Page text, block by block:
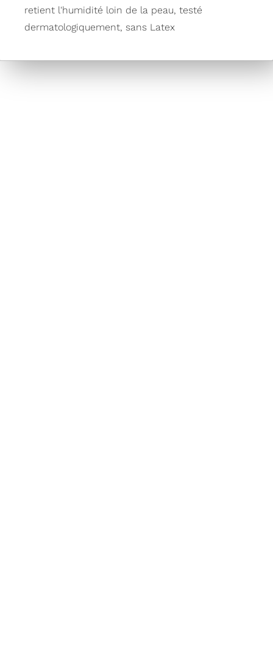
retient l'humidité loin de la peau, testé
dermatologiquement, sans Latex